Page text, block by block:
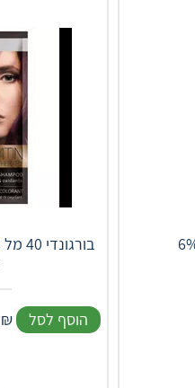
שמפו צבע לשיער V43 בורגונדי 40 מל
₪ הוסף לסל